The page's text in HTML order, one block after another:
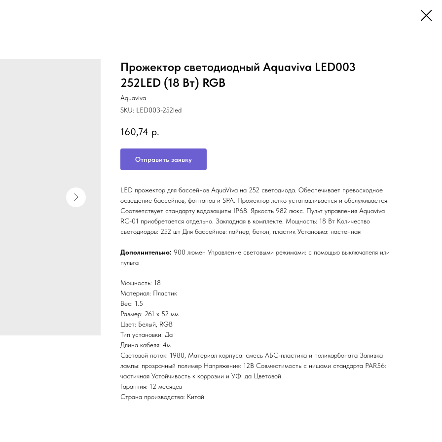
Прожектор светодиодный Aquaviva LED003
252LED (18 Вт) RGB
Aquaviva
SKU: LED003-252led
160,74 р.
Отправить заявку
LED прожектор для бассейнов AquaViva на 252 светодиода. Обеспечивает превосходное
освещение бассейнов, фонтанов и SPA. Прожектор легко устанавливается и обслуживается.
Соответствует стандарту водозащиты IP68. Яркость 982 люкс. Пульт управления Aquaviva
RC-01 приобретается отдельно. Закладная в комплекте. Мощность: 18 Вт Количество
светодиодов: 252 шт Для бассейнов: лайнер, бетон, пластик Установка: настенная
Дополнительно: 900 люмен Управление световыми режимами: с помощью выключателя или
пульта
Мощность: 18
Материал: Пластик
Вес: 1.5
Размер: 261 х 52 мм
Цвет: Белый, RGB
Тип установки: Да
Длина кабеля: 4м
Световой поток: 1980, Материал корпуса: смесь АБС-пластика и поликарбоната Заливка
лампы: прозрачный полимер Напряжение: 12В Совместимость с нишами стандарта PAR56:
частичная Устойчивость к коррозии и УФ: да Цветовой
Гарантия: 12 месяцев
Страна производства: Китай